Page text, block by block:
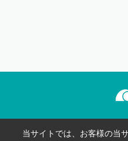
当サイトでは、お客様の当